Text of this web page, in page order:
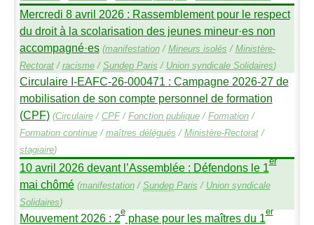
Mercredi 8 avril 2026 : Rassemblement pour le respect
du droit à la scolarisation des jeunes mineur·es non
accompagné·es (manifestation/ Mineurs isolés / Ministère-
Rectorat/ racisme/ SundepParis / Union syndicale Solidaires)
Circulaire I-EAFC-26-000471 : Campagne 2026-27 de
mobilisation de son compte personnel de formation
(CPF) (Circulaire/ CPF/ Fonction publique/ Formation/
Formation continue/ maîtres délégués / Ministère-Rectorat/
stagiaire)
10 avril 2026 devant l’Assemblée : Défendons le 1er
mai chômé (manifestation/ SundepParis / Union syndicale
Solidaires)
Mouvement 2026 : 2ephase pour les maîtres du 1er